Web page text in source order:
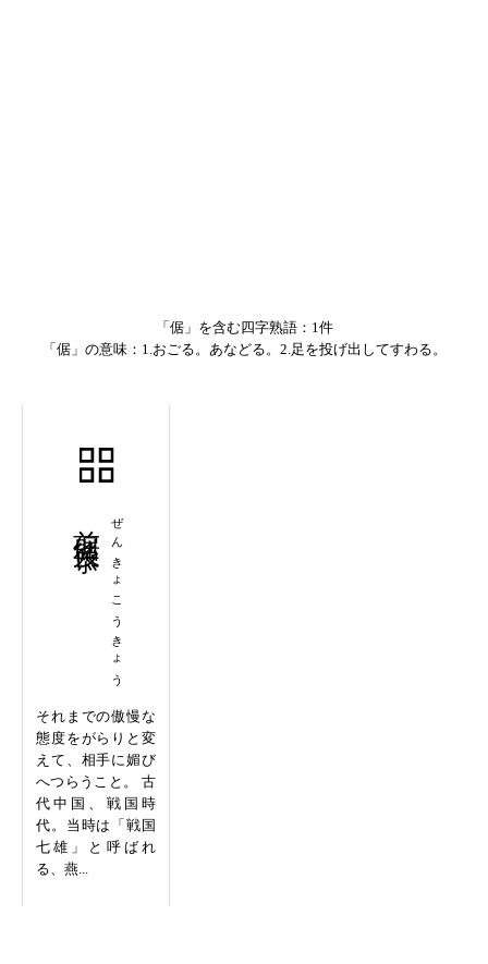
「倨」を含む四字熟語：1件
「倨」の意味：1.おごる。あなどる。2.足を投げ出してすわる。
ぜんきょこうきょう
それまでの傲慢な
態度をがらりと変
えて、相手に媚び
へつらうこと。 古
代中国、戦国時
代。当時は「戦国
七雄」と呼ばれ
る、燕...